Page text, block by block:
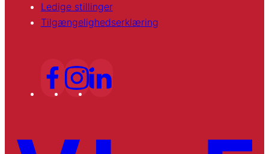
Ledige stillinger
Tilgængelighedserklæring